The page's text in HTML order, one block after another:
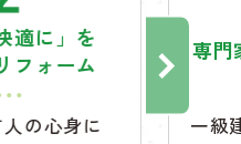
適に」を
フォーム
の心身に
専門
一級